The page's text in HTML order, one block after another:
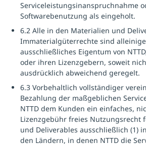
Serviceleistungsinanspruchnahme
Softwarebenutzung als eingeholt.
6.2 Alle in den Materialien und
Immaterialgüterrechte sind
ausschließliches Eigentum von
oder ihren Lizenzgebern, soweit
ausdrücklich abweichend geregelt.
6.3 Vorbehaltlich vollständiger
Bezahlung der maßgeblichen
NTTD dem Kunden ein einfaches,
Lizenzgebühr freies Nutzungsrecht
und Deliverables ausschließlich (1)
den Ländern, in denen NTTD die